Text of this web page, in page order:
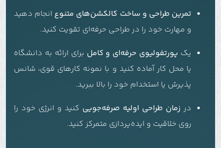
تمرین طراحی و ساخت کالکشن‌های متنوع انجام دهید
و مهارت خود را در طراحی حرفه‌ای تقویت کنید.
یک پورتفولیوی حرفه‌ای و کامل برای ارائه به دانشگاه
یا محل کار آماده کنید و با نمونه کارهای قوی، شانس
پذیرش یا استخدام خود را بالا ببرید.
در زمان طراحی اولیه صرفه‌جویی کنید و انرژی خود را
روی خلاقیت و ایده‌پردازی متمرکز کنید.